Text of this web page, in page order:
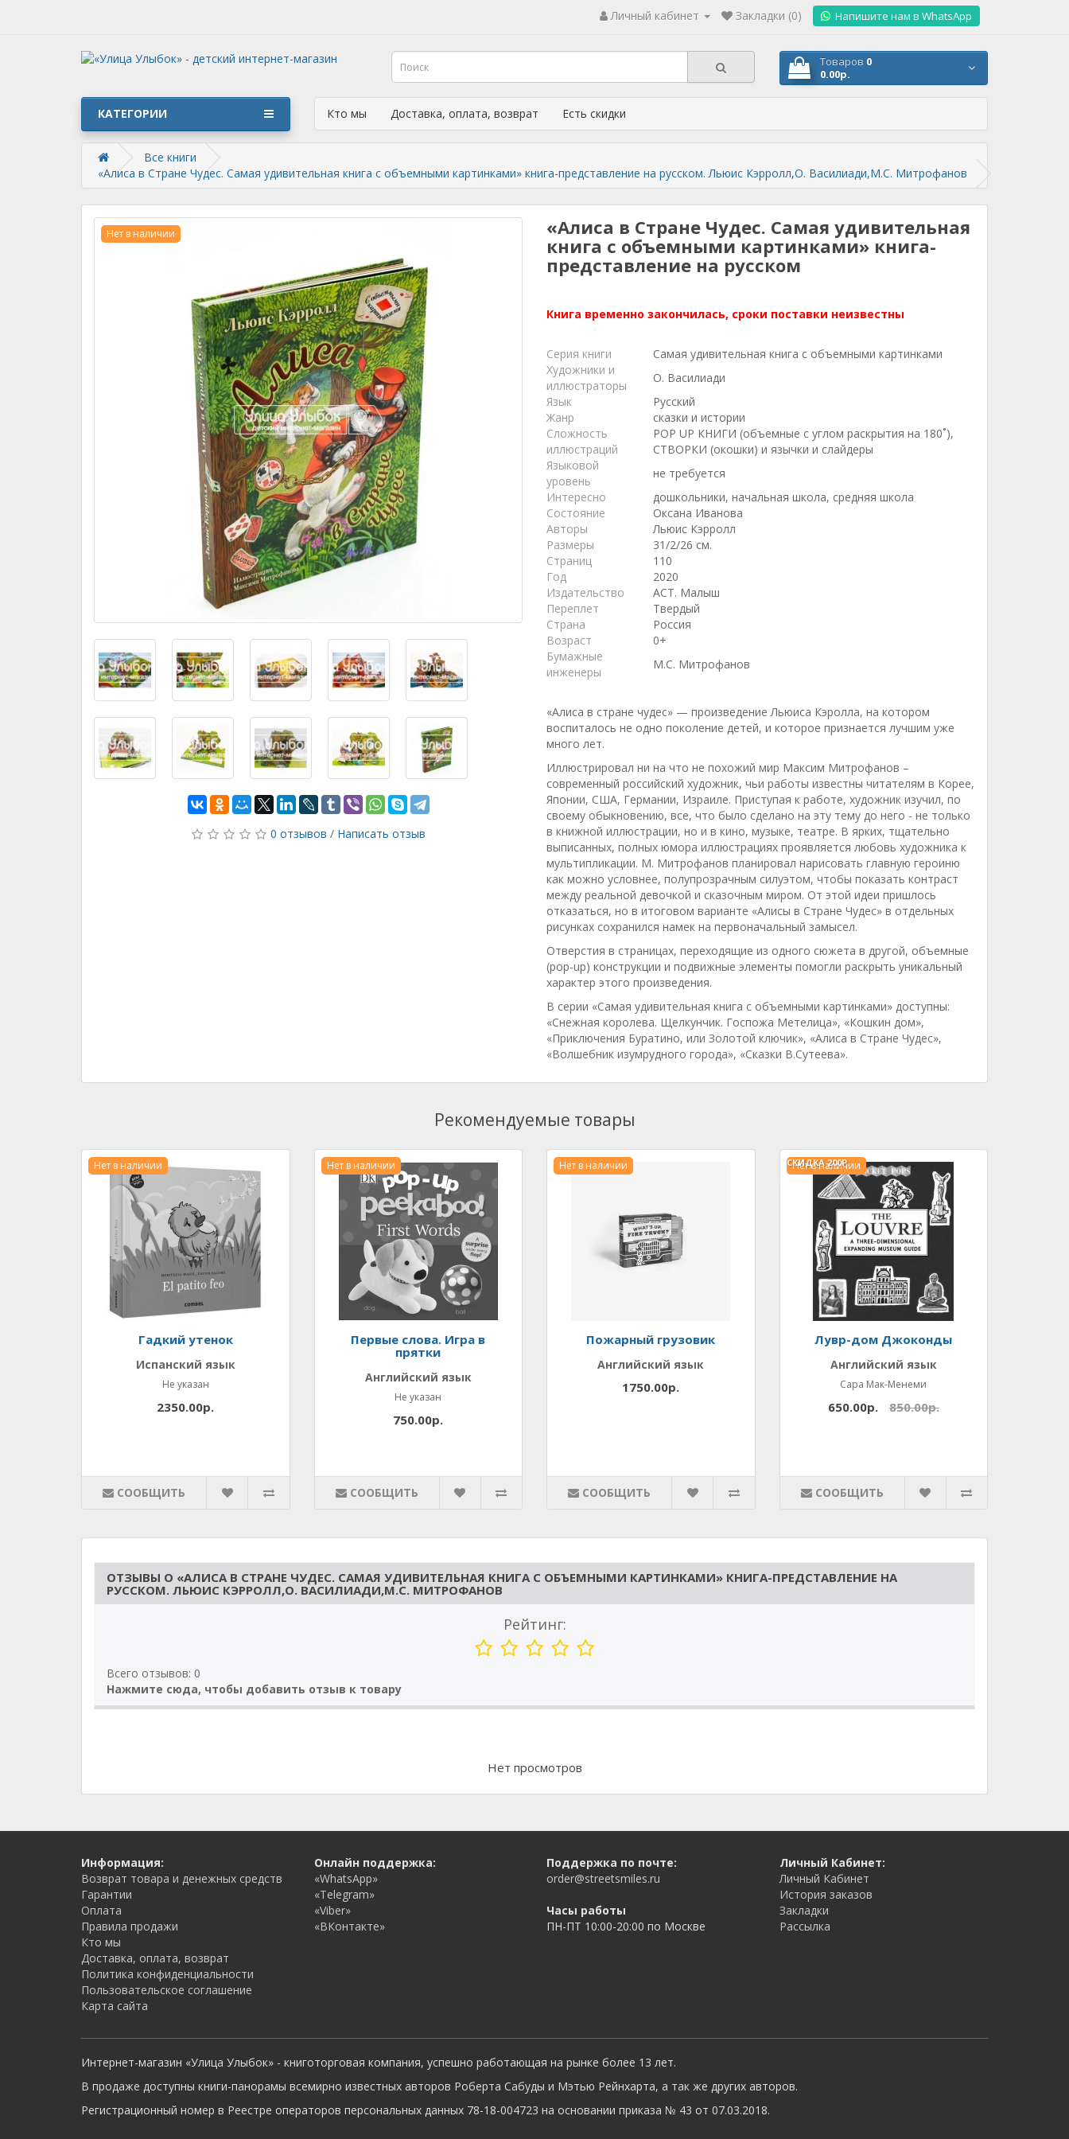
Личный кабинет Закладки (0) Напишите нам в WhatsApp
Товаров 0
0.00р.
КАТЕГОРИИ Кто мы Доставка, оплата, возврат Есть скидки
Все книги
«Алиса в Стране Чудес. Самая удивительная книга с объемными картинками» книга-представление на русском. Льюис Кэрролл,О. Василиади,М.С. Митрофанов
Нет в наличии
0 отзывов / Написать отзыв
«Алиса в Стране Чудес. Самая удивительная
книга с объемными картинками» книга-
представление на русском
Книга временно закончилась, сроки поставки неизвестны
Серия книги
Самая удивительная книга с объемными картинками
Художники и
иллюстраторы
О. Василиади
Язык
Русский
Жанр
сказки и истории
Сложность
иллюстраций
POP UP КНИГИ (объемные с углом раскрытия на 180˚),
СТВОРКИ (окошки) и язычки и слайдеры
Языковой
уровень
не требуется
Интересно
дошкольники, начальная школа, средняя школа
Состояние
Оксана Иванова
Авторы
Льюис Кэрролл
Размеры
31/2/26 см.
Страниц
110
Год
2020
Издательство
АСТ. Малыш
Переплет
Твердый
Страна
Россия
Возраст
0+
Бумажные
инженеры
М.С. Митрофанов
«Алиса в стране чудес» — произведение Льюиса Кэролла, на котором
воспиталось не одно поколение детей, и которое признается лучшим уже
много лет.
Иллюстрировал ни на что не похожий мир Максим Митрофанов –
современный российский художник, чьи работы известны читателям в Корее,
Японии, США, Германии, Израиле. Приступая к работе, художник изучил, по
своему обыкновению, все, что было сделано на эту тему до него - не только
в книжной иллюстрации, но и в кино, музыке, театре. В ярких, тщательно
выписанных, полных юмора иллюстрациях проявляется любовь художника к
мультипликации. М. Митрофанов планировал нарисовать главную героиню
как можно условнее, полупрозрачным силуэтом, чтобы показать контраст
между реальной девочкой и сказочным миром. От этой идеи пришлось
отказаться, но в итоговом варианте «Алисы в Стране Чудес» в отдельных
рисунках сохранился намек на первоначальный замысел.
Отверстия в страницах, переходящие из одного сюжета в другой, объемные
(pop-up) конструкции и подвижные элементы помогли раскрыть уникальный
характер этого произведения.
В серии «Самая удивительная книга с объемными картинками» доступны:
«Снежная королева. Щелкунчик. Госпожа Метелица», «Кошкин дом»,
«Приключения Буратино, или Золотой ключик», «Алиса в Стране Чудес»,
«Волшебник изумрудного города», «Сказки В.Сутеева».
Рекомендуемые товары
Нет в наличии
Гадкий утенок
Испанский язык
Не указан
2350.00р.
СООБЩИТЬ
Нет в наличии
Первые слова. Игра в
прятки
Английский язык
Не указан
750.00р.
СООБЩИТЬ
Нет в наличии
Пожарный грузовик
Английский язык
1750.00р.
СООБЩИТЬ
Нет в наличии
Лувр-дом Джоконды
Английский язык
Сара Мак-Менеми
СКИДКА200Р.
650.00р. 850.00р.
СООБЩИТЬ
ОТЗЫВЫ О «АЛИСА В СТРАНЕ ЧУДЕС. САМАЯ УДИВИТЕЛЬНАЯ КНИГА С ОБЪЕМНЫМИ КАРТИНКАМИ» КНИГА-ПРЕДСТАВЛЕНИЕ НА
РУССКОМ. ЛЬЮИС КЭРРОЛЛ,О. ВАСИЛИАДИ,М.С. МИТРОФАНОВ
Рейтинг:
Всего отзывов: 0
Нажмите сюда, чтобы добавить отзыв к товару
Нет просмотров
Информация:
Возврат товара и денежных средств
Гарантии
Оплата
Правила продажи
Кто мы
Доставка, оплата, возврат
Политика конфиденциальности
Пользовательское соглашение
Карта сайта
Онлайн поддержка:
«WhatsApp»
«Telegram»
«Viber»
«ВКонтакте»
Поддержка по почте:
order@streetsmiles.ru
Часы работы
ПН-ПТ 10:00-20:00 по Москве
Личный Кабинет:
Личный Кабинет
История заказов
Закладки
Рассылка
Интернет-магазин «Улица Улыбок» - книготорговая компания, успешно работающая на рынке более 13 лет.
В продаже доступны книги-панорамы всемирно известных авторов Роберта Сабуды и Мэтью Рейнхарта, а так же других авторов.
Регистрационный номер в Реестре операторов персональных данных 78-18-004723 на основании приказа № 43 от 07.03.2018.